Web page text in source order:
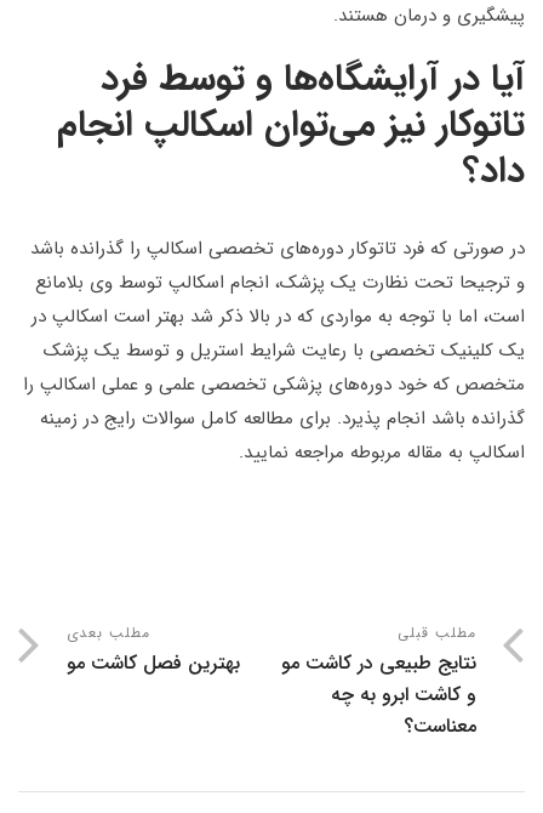
پیشگیری و درمان هستند.
آیا در آرایشگاه‌ها و توسط فرد
تاتوکار نیز می‌توان اسکالپ انجام
داد؟
در صورتی که فرد تاتوکار دوره‌های تخصصی اسکالپ را گذرانده باشد
و ترجیحا تحت نظارت یک پزشک، انجام اسکالپ توسط وی بلامانع
است، اما با توجه به مواردی که در بالا ذکر شد بهتر است اسکالپ در
یک کلینیک تخصصی با رعایت شرایط استریل و توسط یک پزشک
متخصص که خود دوره‌های پزشکی تخصصی علمی و عملی اسکالپ را
گذرانده باشد انجام پذیرد. برای مطالعه کامل سوالات رایج در زمینه
اسکالپ به مقاله مربوطه مراجعه نمایید.
مطلب قبلی
نتایج طبیعی در کاشت مو
و کاشت ابرو به چه
معناست؟
مطلب بعدی
بهترین فصل کاشت مو